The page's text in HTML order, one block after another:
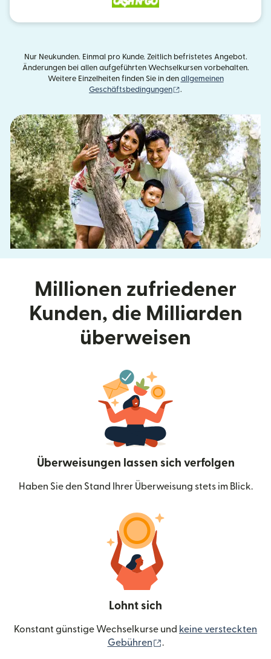
Nur Neukunden. Einmal pro Kunde. Zeitlich befristetes Angebot.
Änderungen bei allen aufgeführten Wechselkursen vorbehalten.
Weitere Einzelheiten finden Sie in den allgemeinen
Geschäftsbedingungen
.
Millionen zufriedener
Kunden, die Milliarden
überweisen
Überweisungen lassen sich verfolgen
Haben Sie den Stand Ihrer Überweisung stets im Blick.
Lohnt sich
Konstant günstige Wechselkurse und keine versteckten
Gebühren
.